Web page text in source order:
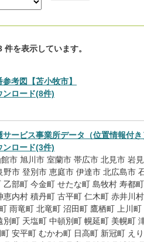
件を表示しています。
参考図【苫小牧市】
ンロード(8件)
サービス事業所データ（位置情報付
ンロード(3件)
館市 旭川市 室蘭市 帯広市 北見市 岩
野市 登別市 恵庭市 伊達市 北広島市
乙部町 今金町 せたな町 島牧村 寿都町
恵内村 積丹町 古平町 仁木町 赤井川村
雨竜町 北竜町 沼田町 鷹栖町
上川町
別町 天塩町 中頓別町 幌延町 美幌町
安平町 むかわ町 日高町 新冠町 え